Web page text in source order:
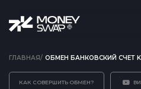
ГЛАВНАЯ/ ОБМЕН БАНКОВСКИЙ СЧЕТ
КАК СОВЕРШИТЬ ОБМЕН?